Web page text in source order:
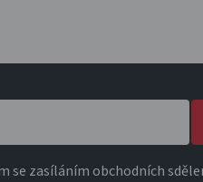
se zasíláním obchodních